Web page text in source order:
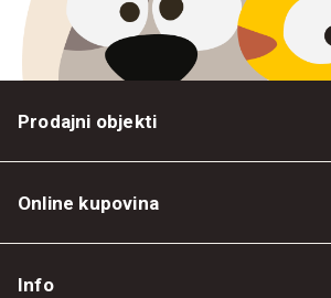
Prodajni objekti
Online kupovina
Info